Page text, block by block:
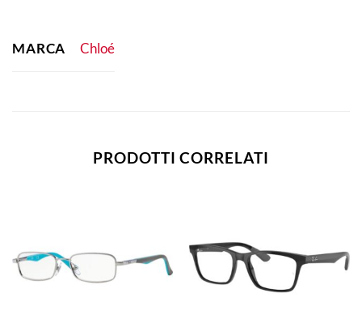
MARCA Chloé
PRODOTTI CORRELATI